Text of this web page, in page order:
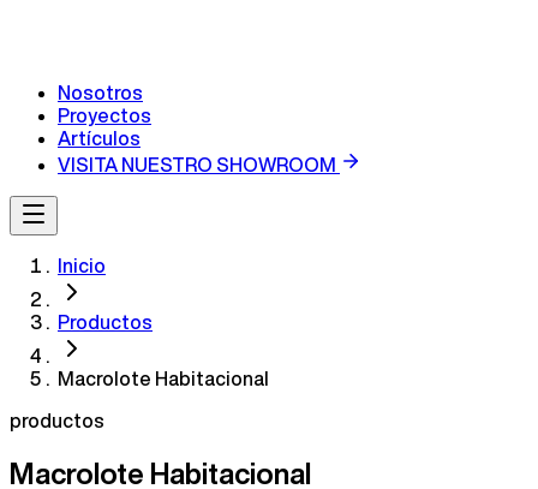
Nosotros
Proyectos
Artículos
VISITA NUESTRO SHOWROOM
Inicio
Productos
Macrolote Habitacional
productos
Macrolote Habitacional